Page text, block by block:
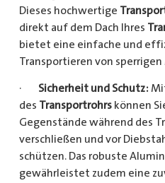
Dieses hochwertige
direkt auf dem Dach Ihres
bietet eine einfache und
Transportieren von
· Sicherheit und Schutz:
des Transportrohrskönnen
Gegenstände während des
verschließen und vor
schützen. Das robuste
gewährleistet zudem eine